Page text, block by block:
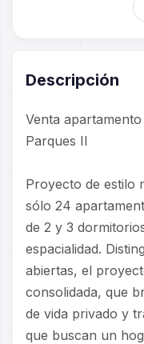
Descripción
Venta
Parques II
Proyecto de estilo
sólo 24
de 2 y 3
espacialidad.
abiertas, el
consolidada, que
de vida privado y
que buscan un